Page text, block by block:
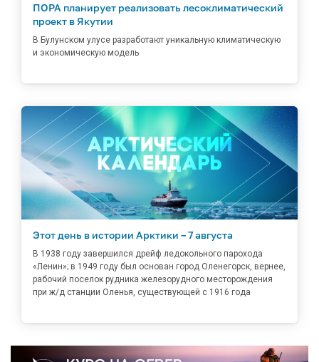
ПОРА планирует реализовать лесоклиматический
проект в Якутии
В Булунском улусе разработают уникальную климатическую
и экономическую модель
Этот день в истории Арктики – 7 августа
В 1938 году завершился дрейф ледокольного парохода
«Ленин»; в 1949 году был основан город Оленегорск, вернее,
рабочий поселок рудника железорудного месторождения
при ж/д станции Оленья, существующей с 1916 года